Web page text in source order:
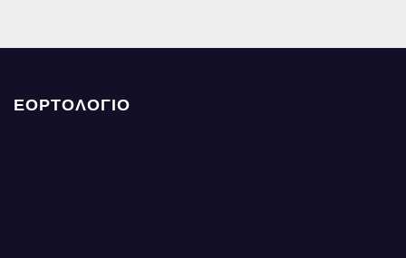
ΕΟΡΤΟΛΟΓΙΟ